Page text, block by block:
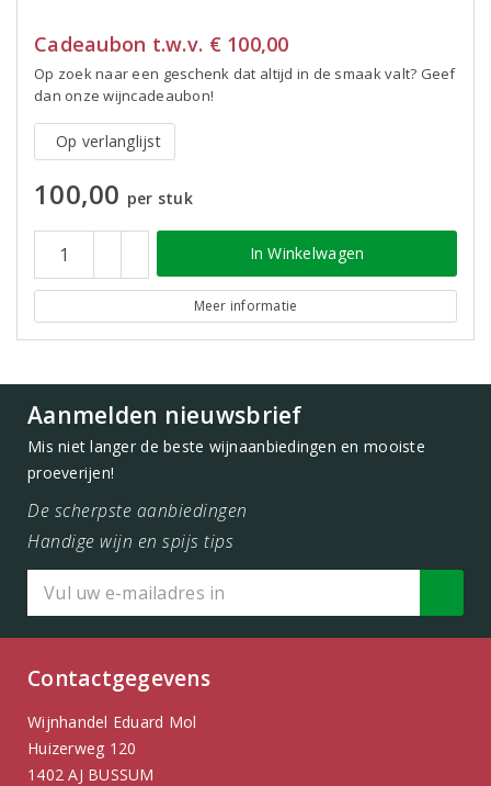
Cadeaubon t.w.v. € 100,00
Op zoek naar een geschenk dat altijd in de smaak valt? Geef
dan onze wijncadeaubon!
Op verlanglijst
100,00 per stuk
In Winkelwagen
Meer informatie
Aanmelden nieuwsbrief
Mis niet langer de beste wijnaanbiedingen en mooiste
proeverijen!
De scherpste aanbiedingen
Handige wijn en spijs tips
Contactgegevens
Wijnhandel Eduard Mol
Huizerweg 120
1402 AJ BUSSUM